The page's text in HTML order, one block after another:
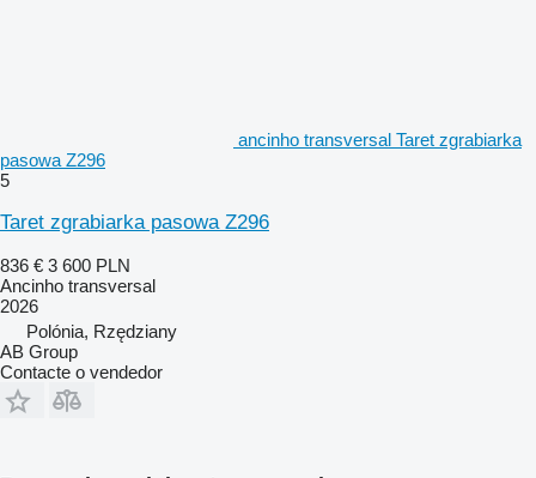
ancinho transversal Taret zgrabiarka
pasowa Z296
5
Taret zgrabiarka pasowa Z296
836 € 3 600 PLN
Ancinho transversal
2026
Polónia, Rzędziany
AB Group
Contacte o vendedor